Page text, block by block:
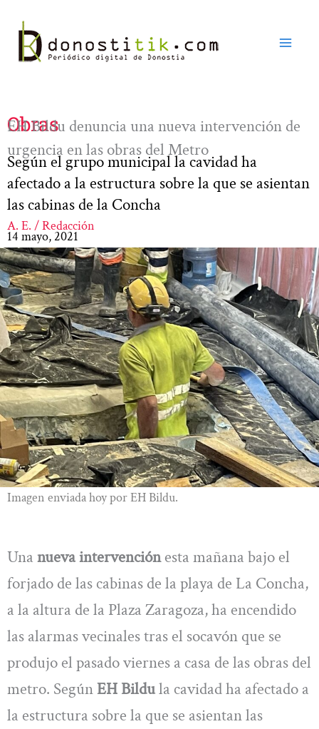
contenido
Obras
EH Bildu denuncia una nueva intervención de
urgencia en las obras del Metro
Según el grupo municipal la cavidad ha
afectado a la estructura sobre la que se asientan
las cabinas de la Concha
A. E. / Redacción
14 mayo, 2021
Imagen enviada hoy por EH Bildu.
Una nueva intervenciónesta mañana bajo el
forjado de las cabinas de la playa de La Concha,
a la altura de la Plaza Zaragoza, ha encendido
las alarmas vecinales tras el socavón que se
produjo el pasado viernes a casa de las obras del
metro. SegúnEH Bildula cavidad ha afectado a
la estructura sobre la que se asientan las